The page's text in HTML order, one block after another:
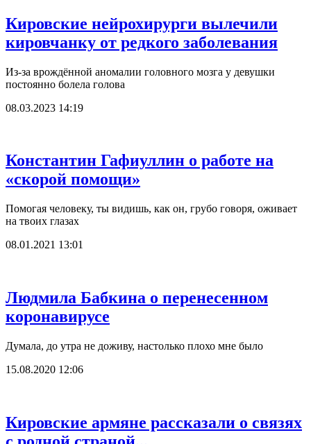
Кировские нейрохирурги вылечили
кировчанку от редкого заболевания
Из-за врождённой аномалии головного мозга у девушки
постоянно болела голова
08.03.2023 14:19
Константин Гафиуллин о работе на
«скорой помощи»
Помогая человеку, ты видишь, как он, грубо говоря, оживает
на твоих глазах
08.01.2021 13:01
Людмила Бабкина о перенесенном
коронавирусе
Думала, до утра не доживу, настолько плохо мне было
15.08.2020 12:06
Кировские армяне рассказали о связях